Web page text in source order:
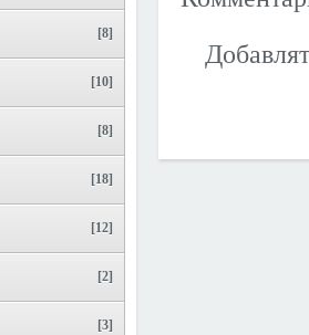
[8]
[10]
[8]
[18]
[12]
[2]
[3]